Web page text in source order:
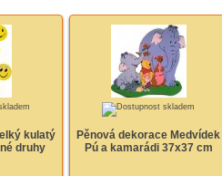
kulatý
druhy
Pěnová dekorace Medvídek
Pú a kamarádi 37x37 cm